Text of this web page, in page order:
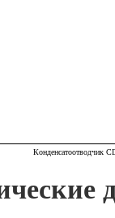
Конденсатоотводчик